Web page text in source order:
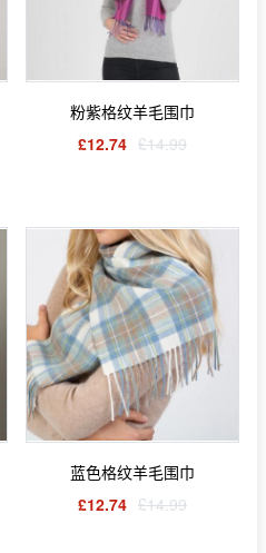
粉紫格纹羊毛围巾
£12.74 £14.99
蓝色格纹羊毛围巾
£12.74 £14.99